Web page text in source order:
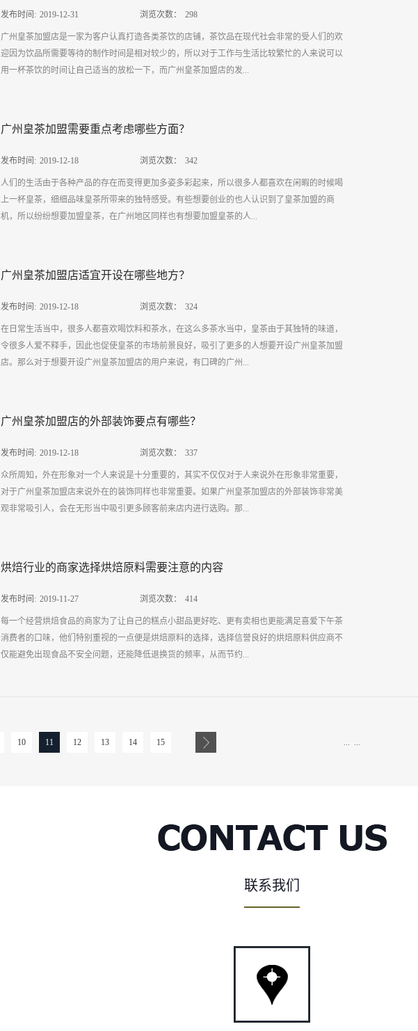
每一杯饮料都是由自己的员工制作的，只有严格的要求好员工制作茶饮的操作流...
运用品质优良的水果以及茶叶去制作茶饮。只有原料好制作出的茶饮才是健康的，味道才是值
个环境优良并且舒适的饮茶环境，只有饮茶环境优良才能能让客户感受到安逸，在饮茶时客户
才能放心的去品尝，优良舒适的饮茶环境能给客户带去温馨的感觉让客户在一个优美的环境当
中去放松心情，去释放工作上与生活上的压力。三.让客户感受优质服务保质保量的广州皇茶加
像对待朋友一般的耐心，要让每一位进来饮用茶品的客户都能满意的离开。所以从以上三个广
户，在为客户制作茶饮时会严格的要求员工认真的去对待每一杯茶饮，使每一杯...
广州皇茶加盟店是一家为客户认真打造各类茶饮的店铺，茶饮品在现代社会非常的受人们的欢
迎因为饮品所需要等待的制作时间是相对较少的，所以对于工作与生活比较繁忙的人来说可以
用一杯茶饮的时间让自己适当的放松一下，而广州皇茶加盟店的发...
流的变化而打造出不同种类的装修风格，茶饮品所使用的餐具也会随着时代的不同而进行更
换，会符合时代的理念去设计。独特的装修设计风格能使进店购买饮品的客户在进店的一瞬间
称心的广州皇茶加盟店在未来会设计出不同种类的饮品以及会对饮品的口感进行独特化，创新
化，使客户不会对饮品产生审美疲劳让客户能品尝到按照季节的不同而制作出来的饮品，因为
不同的季节所适合客户食用的水果是不同的所以广州皇茶加盟店会精心的为客户挑选各个季节
饮茶环境让进释放压力的客户能够和员工进行良好的交谈，在离开广州皇茶加盟店时能因为员
广州皇茶加盟店在未来会随着时代的变化去更改自己店内的装修方式，所使用的茶...
发布时间: 2019-12-31 浏览次数： 298
广州皇茶加盟需要重点考虑哪些方面？
人们的生活由于各种产品的存在而变得更加多姿多彩起来，所以很多人都喜欢在闲暇的时候喝
上一杯皇茶，细细品味皇茶所带来的独特感受。有些想要创业的也人认识到了皇茶加盟的商
机，所以纷纷想要加盟皇茶，在广州地区同样也有想要加盟皇茶的人...
而具有的辨识能力就越强，因此广州皇茶加盟需要重点考虑总部的知名度，要尽量选择知名度
比较高并且有口碑的广州皇茶加盟总部，这样便可以节约很多广告宣传方面的费用，在无形之
味着其发展的会更好，在各个方面不比其他机构有明显的优势，所以广州皇茶加盟也要重点考
虑总部的规模情况，尽量选择规模比较大的广州皇茶加盟总部。3、总部所提供的相关服务和政
策对于没有接触过皇茶的人来说并不懂得如何开设和经营广州皇茶加盟店，如果自己一味摸索
考察相关的政策，比如说相应的培训政策以及能够提供的前期服务和后期服务有哪些。简而言
州皇茶加盟总部进行考察，建议也要看一看该总部的企业文化，因为企业文化所...
发布时间: 2019-12-18 浏览次数： 342
广州皇茶加盟店适宜开设在哪些地方？
在日常生活当中，很多人都喜欢喝饮料和茶水，在这么多茶水当中，皇茶由于其独特的味道，
令很多人爱不释手，因此也促使皇茶的市场前景良好，吸引了更多的人想要开设广州皇茶加盟
店。那么对于想要开设广州皇茶加盟店的用户来说，有口碑的广州...
厚，而且，人流量非常大，消费者购买的频率很高，商业中心所居住的人往往都是中高档人
士，对于品质的需求比较高，所以广州皇茶加盟店但是在这里将会有更好的发展前景。2、交通
大，如果质量优服务好的广州皇茶加盟店能够开设在交通大道上，并且装饰的非常美观吸引
人，使顾客一眼就可以看到，产生强烈的购买欲。3、宾馆饭店群附近由于住宿宾馆的人和到饭
店吃饭的人大都不爱携带茶叶，只是随时进行购买，如果广州皇茶加盟店开设在宾馆饭店群附
大，这类人更喜欢享用上好的茶叶和高档的茶具，因此广州皇茶加盟店也适宜开设在高档的物
店群附近和高档物业区。除此之外，广州皇茶加盟店还适宜开设在一些人流量比较高的...
发布时间: 2019-12-18 浏览次数： 324
广州皇茶加盟店的外部装饰要点有哪些？
众所周知，外在形象对一个人来说是十分重要的，其实不仅仅对于人来说外在形象非常重要，
对于广州皇茶加盟店来说外在的装饰同样也非常重要。如果广州皇茶加盟店的外部装饰非常美
观非常吸引人，会在无形当中吸引更多顾客前来店内进行选购。那...
部位就是招牌的装饰，招牌可以说是广州皇茶加盟店的长久性的广告，能够激发消费者好奇心
的招牌，才能够引起消费者的注意。而有口碑的广州皇茶加盟店想要通过外部的良好装饰来吸
清新。2、店门和店名要与众不同对广州皇茶加盟店进行外部装饰的时候，为了能够让顾客通过
外部尽可能的看到店内的情况，所以，店铺的门要尽可能留的大一点，这样采光也会更好。而
对于店铺的名称，要能够体现经营者的个性，同时也需要体现经营者与茶文化的一种敬仰。3、
让广州皇茶加盟店的外部装饰看起来更具有美观性，所以建议在对广州皇茶加盟...
发布时间: 2019-12-18 浏览次数： 337
烘焙行业的商家选择烘焙原料需要注意的内容
每一个经营烘焙食品的商家为了让自己的糕点小甜品更好吃、更有卖相也更能满足喜爱下午茶
消费者的口味，他们特别重视的一点便是烘焙原料的选择，选择信誉良好的烘焙原料供应商不
仅能避免出现食品不安全问题，还能降低退换货的频率，从而节约...
好的烘焙原料供应商很注重在的品牌影响力和企业形象，所以他们会和用户保持良好的合作关
系，为客户提供信得过且质量有保证的原料，因此选择原料前一定要对供应商的口碑进行多方
规定食品行业能引起人们分外关注的就是食品安全问题了，烘焙食品的营养健康、品类多、品
的凭证，尽量选择业内较好的烘焙原料。烘焙原料的好与坏是保证烘焙食品是否受欢迎...
发布时间: 2019-11-27 浏览次数： 414
...
10 11 12 13 14 15 ...
联系我们